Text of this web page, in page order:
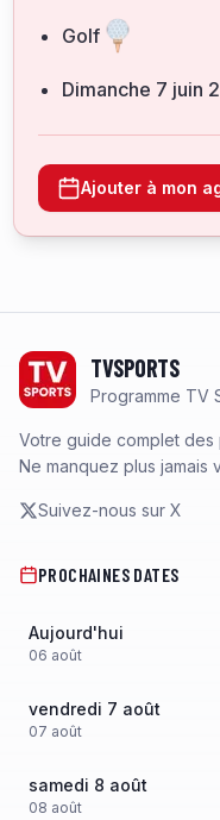
Golf
dimanche 7 juin
Ajouter à mon
TVSPORTS
Programme TV
Votre guide complet des
Ne manquez plus jamais
Suivez-nous sur X
PROCHAINES DATES
Aujourd'hui
06 août
vendredi 7 août
07 août
samedi 8 août
08 août